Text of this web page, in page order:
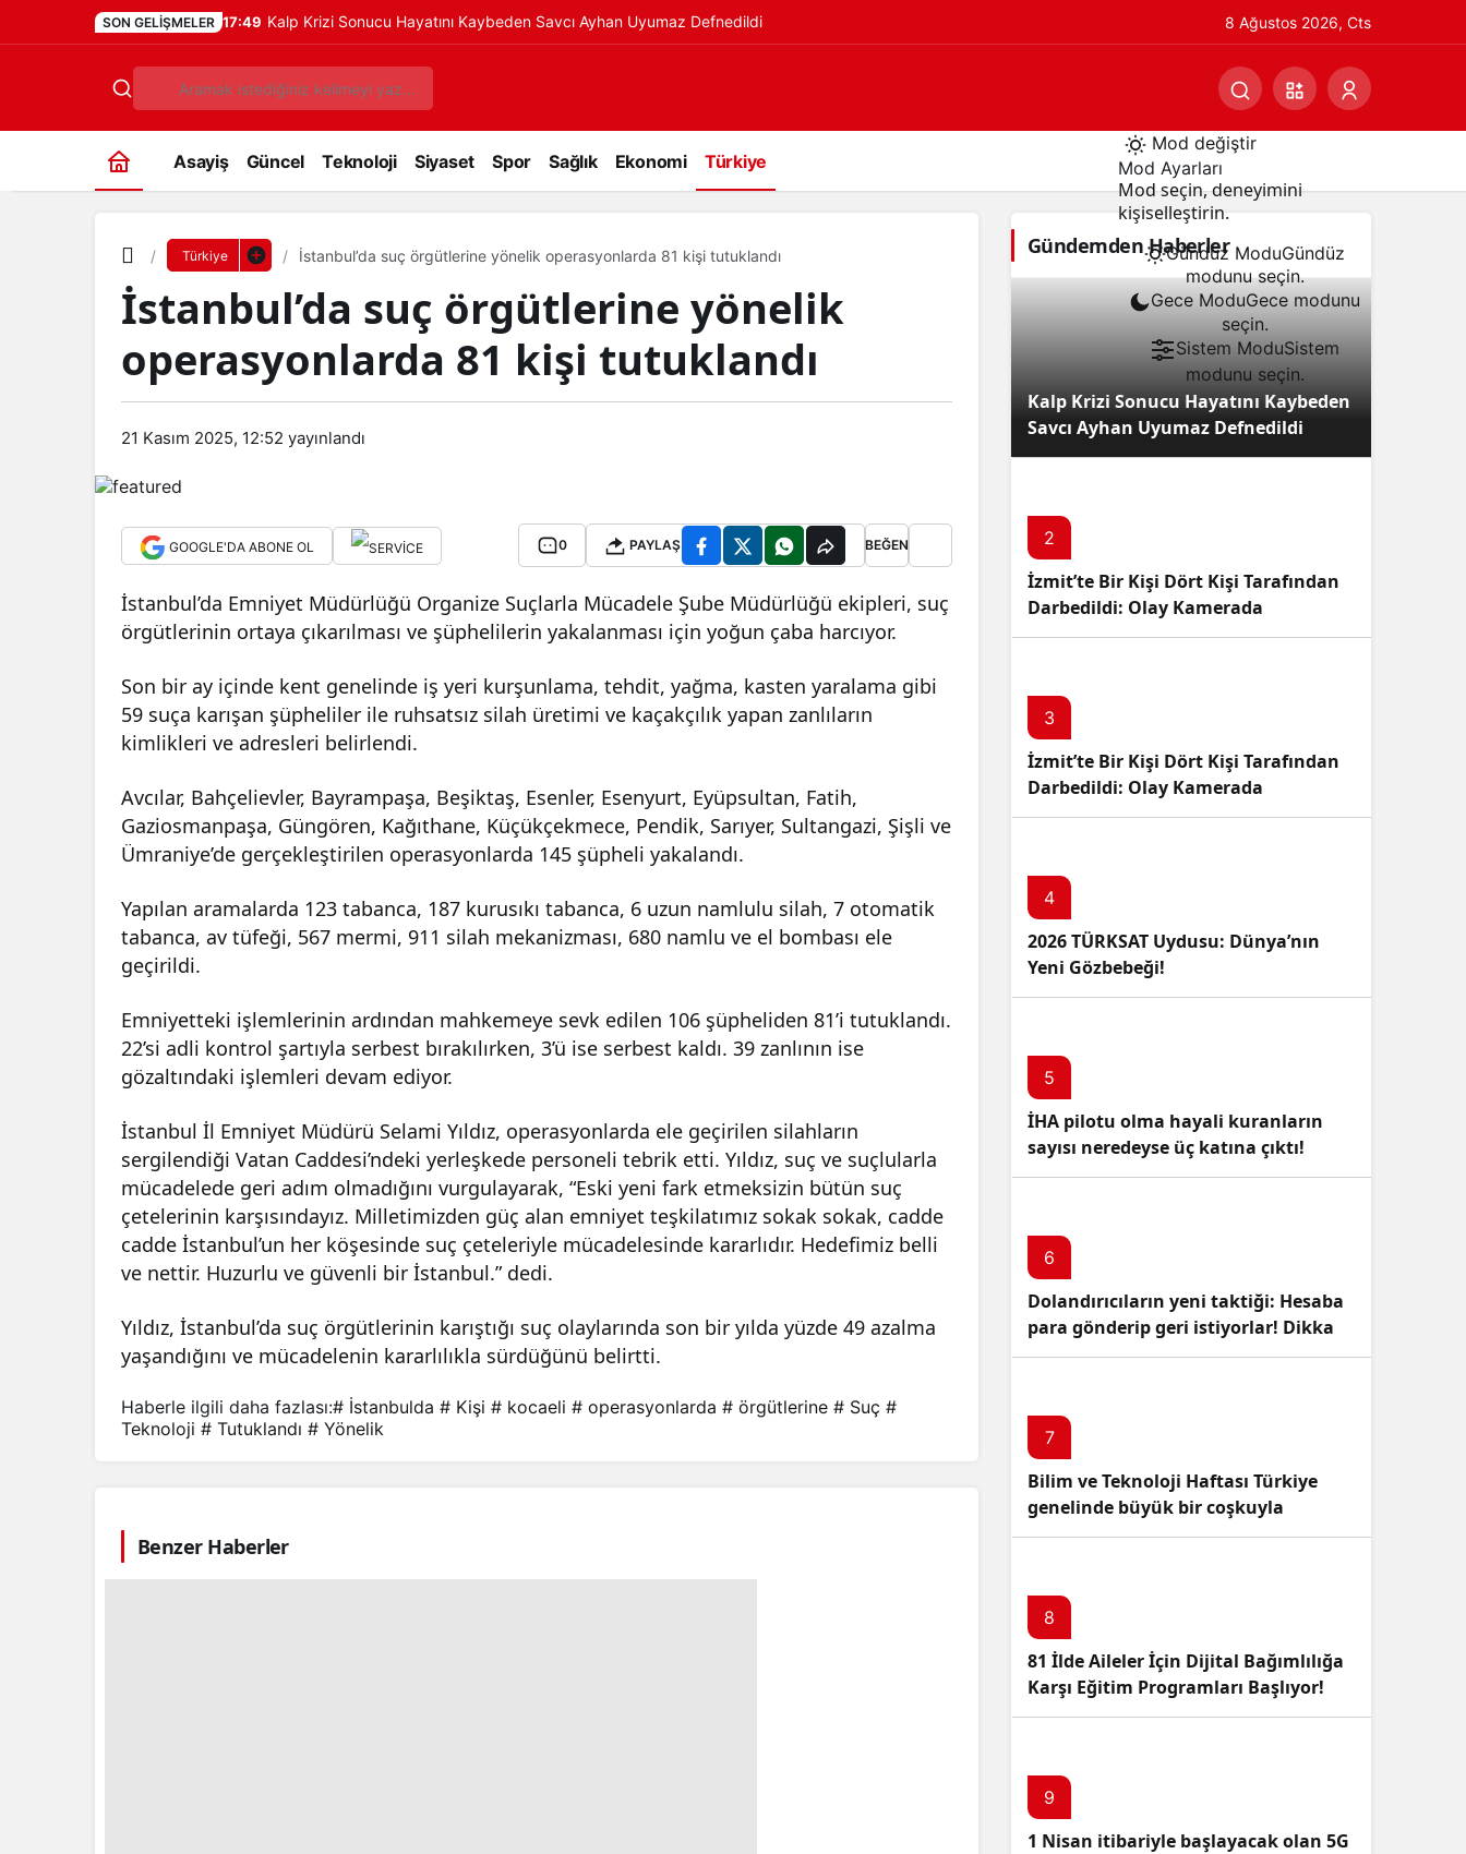
SON GELIŞMELER 17:49 Kalp Krizi Sonucu Hayatını Kaybeden Savcı Ayhan Uyumaz Defnedildi 8 Ağustos 2026, Cts
Asayiş Güncel Teknoloji Siyaset Spor Sağlık Ekonomi Türkiye
Mod değiştir
Mod Ayarları
Mod seçin, deneyimini
kişiselleştirin.
Gündüz ModuGündüz
modunu seçin.
Gece ModuGece modunu
seçin.
Sistem ModuSistem
modunu seçin.
Türkiye İstanbul’da suç örgütlerine yönelik operasyonlarda 81 kişi tutuklandı
İstanbul’da suç örgütlerine yönelik
operasyonlarda 81 kişi tutuklandı
21 Kasım 2025, 12:52 yayınlandı
GOOGLE'DA ABONE OL 0 PAYLAŞ BEĞEN
İstanbul’da Emniyet Müdürlüğü Organize Suçlarla Mücadele Şube Müdürlüğü ekipleri, suç
örgütlerinin ortaya çıkarılması ve şüphelilerin yakalanması için yoğun çaba harcıyor.
Son bir ay içinde kent genelinde iş yeri kurşunlama, tehdit, yağma, kasten yaralama gibi
59 suça karışan şüpheliler ile ruhsatsız silah üretimi ve kaçakçılık yapan zanlıların
kimlikleri ve adresleri belirlendi.
Avcılar, Bahçelievler, Bayrampaşa, Beşiktaş, Esenler, Esenyurt, Eyüpsultan, Fatih,
Gaziosmanpaşa, Güngören, Kağıthane, Küçükçekmece, Pendik, Sarıyer, Sultangazi, Şişli ve
Ümraniye’de gerçekleştirilen operasyonlarda 145 şüpheli yakalandı.
Yapılan aramalarda 123 tabanca, 187 kurusıkı tabanca, 6 uzun namlulu silah, 7 otomatik
tabanca, av tüfeği, 567 mermi, 911 silah mekanizması, 680 namlu ve el bombası ele
geçirildi.
Emniyetteki işlemlerinin ardından mahkemeye sevk edilen 106 şüpheliden 81’i tutuklandı.
22’si adli kontrol şartıyla serbest bırakılırken, 3’ü ise serbest kaldı. 39 zanlının ise
gözaltındaki işlemleri devam ediyor.
İstanbul İl Emniyet Müdürü Selami Yıldız, operasyonlarda ele geçirilen silahların
sergilendiği Vatan Caddesi’ndeki yerleşkede personeli tebrik etti. Yıldız, suç ve suçlularla
mücadelede geri adım olmadığını vurgulayarak, “Eski yeni fark etmeksizin bütün suç
çetelerinin karşısındayız. Milletimizden güç alan emniyet teşkilatımız sokak sokak, cadde
cadde İstanbul’un her köşesinde suç çeteleriyle mücadelesinde kararlıdır. Hedefimiz belli
ve nettir. Huzurlu ve güvenli bir İstanbul.” dedi.
Yıldız, İstanbul’da suç örgütlerinin karıştığı suç olaylarında son bir yılda yüzde 49 azalma
yaşandığını ve mücadelenin kararlılıkla sürdüğünü belirtti.
Haberle ilgili daha fazlası:# İstanbulda # Kişi # kocaeli # operasyonlarda # örgütlerine # Suç #
Teknoloji # Tutuklandı # Yönelik
Benzer Haberler
Gündemden Haberler
Kalp Krizi Sonucu Hayatını Kaybeden
Savcı Ayhan Uyumaz Defnedildi
2
İzmit’te Bir Kişi Dört Kişi Tarafından
Darbedildi: Olay Kamerada
3
İzmit’te Bir Kişi Dört Kişi Tarafından
Darbedildi: Olay Kamerada
4
2026 TÜRKSAT Uydusu: Dünya’nın
Yeni Gözbebeği!
5
İHA pilotu olma hayali kuranların
sayısı neredeyse üç katına çıktı!
6
Dolandırıcıların yeni taktiği: Hesaba
para gönderip geri istiyorlar! Dikkat
Edin!
7
Bilim ve Teknoloji Haftası Türkiye
genelinde büyük bir coşkuyla
kutlandı: İşte Etkinlikler ve
8
81 İlde Aileler İçin Dijital Bağımlılığa
Karşı Eğitim Programları Başlıyor!
9
1 Nisan itibariyle başlayacak olan 5G